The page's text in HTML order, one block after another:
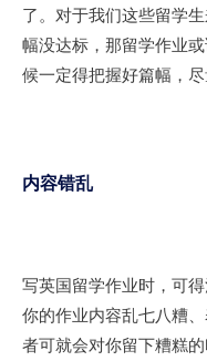
了。对于我们这些留学
幅没达标，那留学作业
候一定得把握好篇幅，尽
内容错乱
写英国留学作业时，可
你的作业内容乱七八糟
者可就会对你留下糟糕